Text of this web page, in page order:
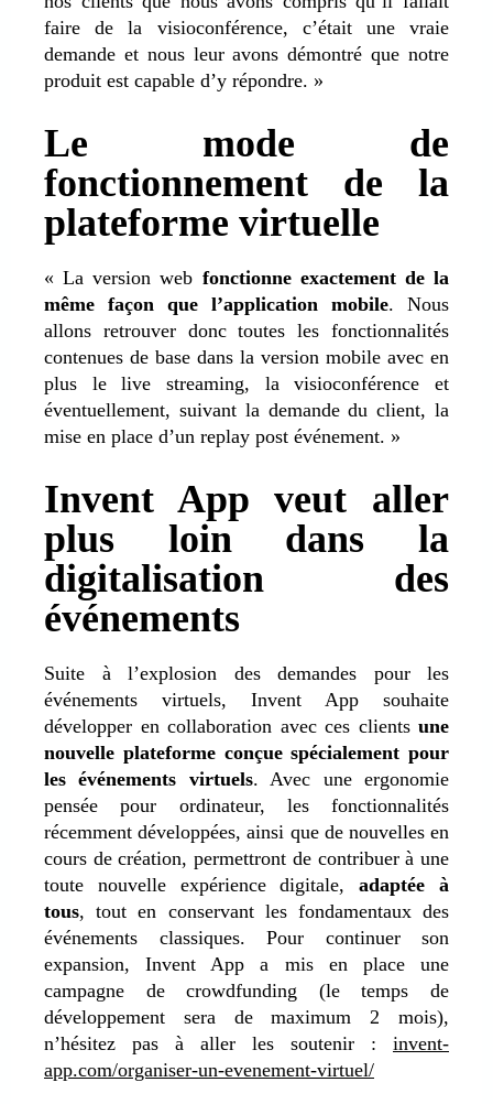
faire de la visioconférence, c’était une vraie
demande et nous leur avons démontré que notre
produit est capable d’y répondre. »
Le mode de
fonctionnement de la
plateforme virtuelle
« La version web fonctionne exactement de la
même façon que l’application mobile. Nous
allons retrouver donc toutes les fonctionnalités
contenues de base dans la version mobile avec en
plus le live streaming, la visioconférence et
éventuellement, suivant la demande du client, la
mise en place d’un replay post événement. »
Invent App veut aller
plus loin dans la
digitalisation des
événements
Suite à l’explosion des demandes pour les
événements virtuels, Invent App souhaite
développer en collaboration avec ces clients une
nouvelle plateforme conçue spécialement pour
les événements virtuels. Avec une ergonomie
pensée pour ordinateur, les fonctionnalités
récemment développées, ainsi que de nouvelles en
cours de création, permettront de contribuer à une
toute nouvelle expérience digitale,adaptée à
tous, tout en conservant les fondamentaux des
événements classiques. Pour continuer son
expansion, Invent App a mis en place une
campagne de crowdfunding (le temps de
développement sera de maximum 2 mois),
n’hésitez pas à aller les soutenir : invent-
app.com/organiser-un-evenement-virtuel/